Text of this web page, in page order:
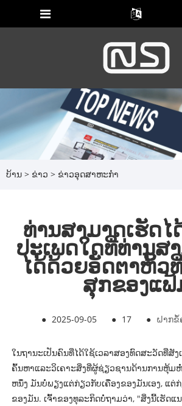
ບ້ານ > ຂ່າວ > ຂ່າວອຸດສາຫະກໍາ
ທ່ານສາມາດເຮັດໄ
ປະເພດໃດທີ່ທ່ານສ
ໄດ້ດ້ວຍອັດຕາຫິ້ວ
ສຸກຂອງແຟ້
● 2025-09-05 ● 17 ● ຝາກຂໍ້
ໃນຖານະເປັນຄົນທີ່ໄດ້ໃຊ້ເວລາສອງທົດສະວັດທີ່ສັງ
ຄົ້ນຫາແລະວິເຄາະສິ່ງທີ່ຜູ້ຊ່ຽວຊານດ້ານການຫຸ້ມ
ຫນຶ່ງ ມັນບໍ່ພຽງແຕ່ກ່ຽວກັບເຄື່ອງຂອງມັນເອງ, ແ
ຂອງມັນ. ເຈົ້າຂອງທຸລະກິດບໍ່ຖາມວ່າ, "ສິ່ງນີ້ເຮັດແ